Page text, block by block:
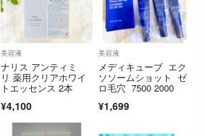
美容液
ナリス アンティミ
リ 薬用クリアホワイ
トエッセンス 2本
¥4,100
美容液
メディキューブ エク
ソソームショット ゼ
ロ毛穴 7500 2000
¥1,699